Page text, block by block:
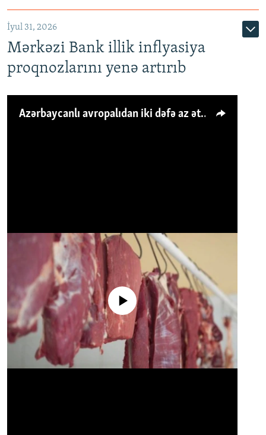
İyul 31, 2026
Mərkəzi Bank illik inflyasiya
proqnozlarını yenə artırıb
Azərbaycanlı avropalıdan iki dəfə az ət yeyir, amma... 'Qiymət artımı qaçılmazdır'
No media source currently available